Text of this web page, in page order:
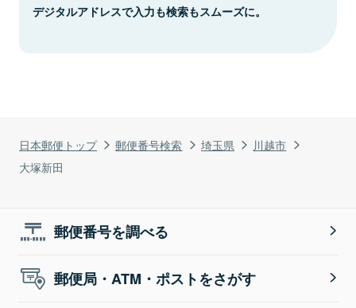
日本郵便トップ 郵便番号検索 埼玉県
川越市
大塚新田
デジタルアドレスで入力も検索もスムーズに。
郵便番号を調べる
郵便局・ATM・ポストをさがす